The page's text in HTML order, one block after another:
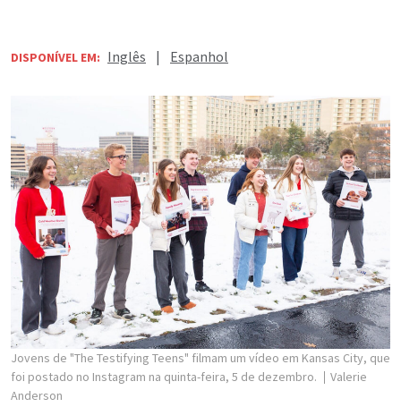
DISPONÍVEL EM: Inglês | Espanhol
Jovens de "The Testifying Teens" filmam um vídeo em Kansas City, que
foi postado no Instagram na quinta-feira, 5 de dezembro.
Valerie
Anderson